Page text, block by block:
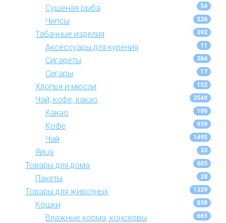
Сушеная рыба 54
Чипсы 226
Табачные изделия 392
Аксессуары для курения 11
Сигареты 364
Сигары 17
Хлопья и мюсли 152
Чай, кофе, какао 2540
Какао 106
Кофе 939
Чай 1495
Яйца 33
Товары для дома 603
Пакеты 28
Товары для животных 1329
Кошки 858
Влажные корма, консервы 665